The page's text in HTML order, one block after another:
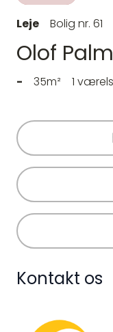
Leje Bolig nr. 61
Olof
- 35m² 1
Kontakt os